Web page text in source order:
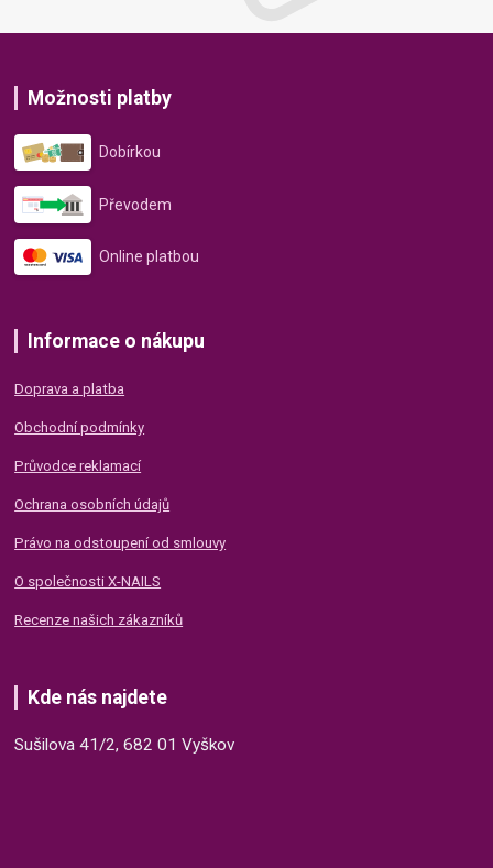
Možnosti platby
Dobírkou
Převodem
Online platbou
Informace o nákupu
Doprava a platba
Obchodní podmínky
Průvodce reklamací
Ochrana osobních údajů
Právo na odstoupení od smlouvy
O společnosti X-NAILS
Recenze našich zákazníků
Kde nás najdete
Sušilova 41/2, 682 01 Vyškov